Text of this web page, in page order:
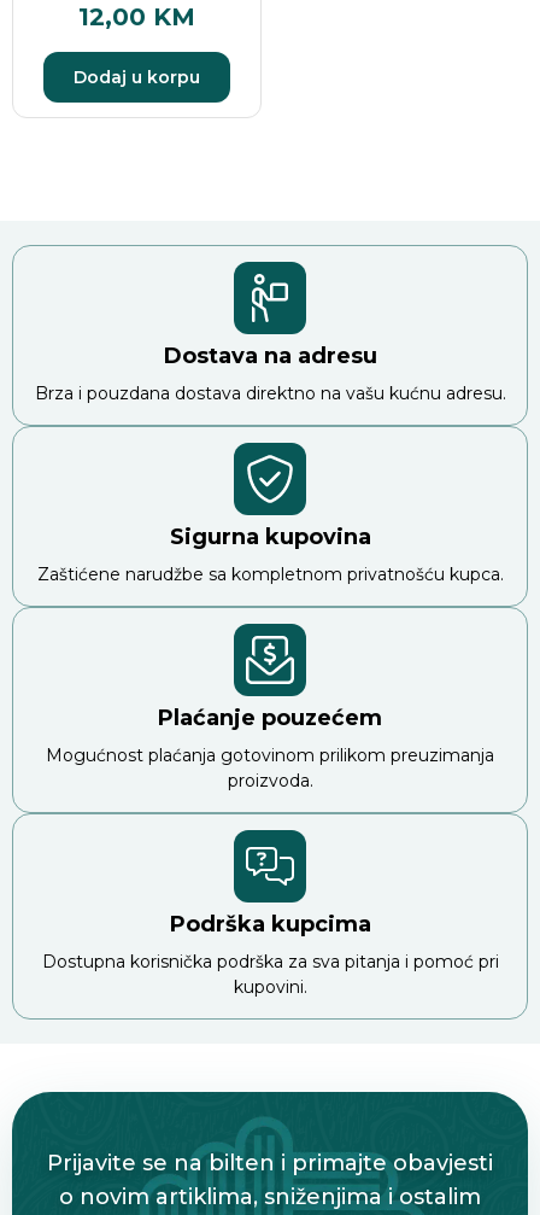
12,00 KM
Dodaj u korpu
Dostava na adresu
Brza i pouzdana dostava direktno na vašu kućnu adresu.
Sigurna kupovina
Zaštićene narudžbe sa kompletnom privatnošću kupca.
Plaćanje pouzećem
Mogućnost plaćanja gotovinom prilikom preuzimanja
proizvoda.
Podrška kupcima
Dostupna korisnička podrška za sva pitanja i pomoć pri
kupovini.
Prijavite se na bilten i primajte obavjesti
o novim artiklima, sniženjima i ostalim